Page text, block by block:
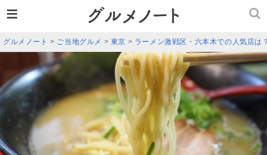
グルメノート > ご当地グルメ > 東京 > ラーメン激戦区・六本木での人気店は
≡